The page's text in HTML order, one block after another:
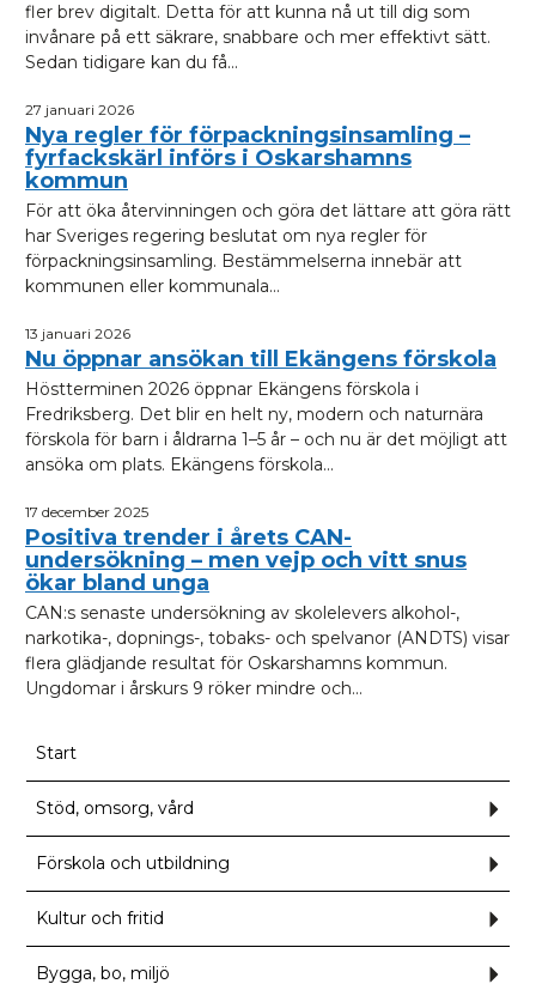
fler brev digitalt. Detta för att kunna nå ut till dig som
invånare på ett säkrare, snabbare och mer effektivt sätt.
Sedan tidigare kan du få...
27 januari 2026
Nya regler för förpackningsinsamling –
fyrfackskärl införs i Oskarshamns
kommun
För att öka återvinningen och göra det lättare att göra rätt
har Sveriges regering beslutat om nya regler för
förpackningsinsamling. Bestämmelserna innebär att
kommunen eller kommunala...
13 januari 2026
Nu öppnar ansökan till Ekängens förskola
Höstterminen 2026 öppnar Ekängens förskola i
Fredriksberg. Det blir en helt ny, modern och naturnära
förskola för barn i åldrarna 1–5 år – och nu är det möjligt att
ansöka om plats. Ekängens förskola...
17 december 2025
Positiva trender i årets CAN-
undersökning – men vejp och vitt snus
ökar bland unga
CAN:s senaste undersökning av skolelevers alkohol-,
narkotika-, dopnings-, tobaks- och spelvanor (ANDTS) visar
flera glädjande resultat för Oskarshamns kommun.
Ungdomar i årskurs 9 röker mindre och...
Start
Stöd, omsorg, vård
Stöd,
Förskola och utbildning
Kultur och fritid
Bygga, bo, miljö